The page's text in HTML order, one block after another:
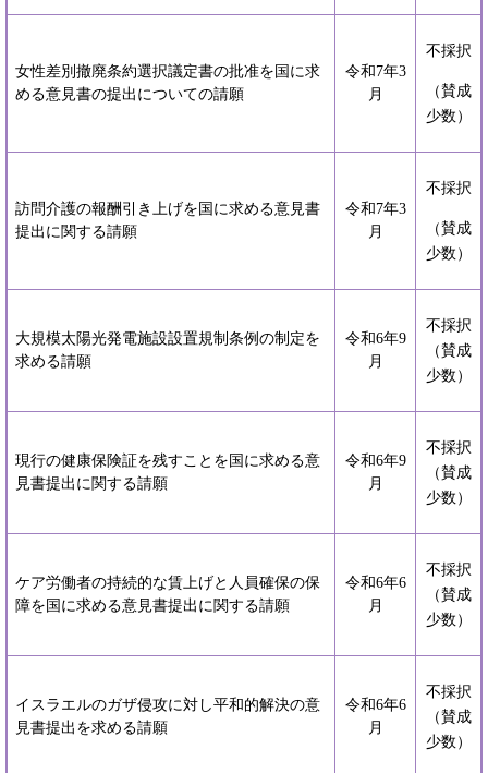
女性差別撤廃条約選択議定書の批准を国に求
める意見書の提出についての請願
令和7年3
月
不採択
（賛成
少数）
訪問介護の報酬引き上げを国に求める意見書
提出に関する請願
令和7年3
月
不採択
（賛成
少数）
大規模太陽光発電施設設置規制条例の制定を
求める請願
令和6年9
月
不採択
（賛成
少数）
現行の健康保険証を残すことを国に求める意
見書提出に関する請願
令和6年9
月
不採択
（賛成
少数）
ケア労働者の持続的な賃上げと人員確保の保
障を国に求める意見書提出に関する請願
令和6年6
月
不採択
（賛成
少数）
イスラエルのガザ侵攻に対し平和的解決の意
見書提出を求める請願
令和6年6
月
不採択
（賛成
少数）